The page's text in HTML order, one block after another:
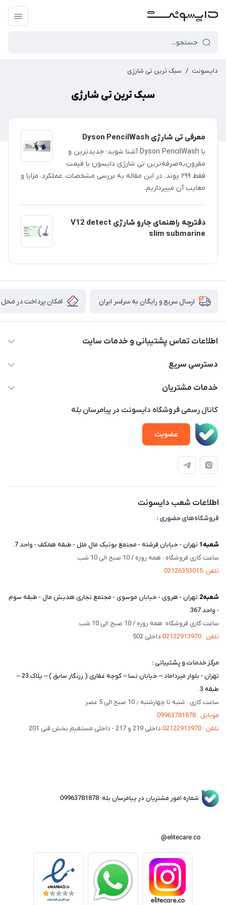
دایسونت / سبک ترین تی شارژی
سبک ترین تی شارژی
معرفی تی شارژی Dyson PencilWash
با Dyson PencilWash آشنا شوید؛ جدیدترین و
مقرون‌به‌صرفه‌ترین تی شارژی دایسون با قیمت
فقط ۲۹۹ پوند. در این مقاله به بررسی مشخصات، عملکرد، مزایا و
معایب آن میپردازیم.
دفترچه راهنمای جارو شارژی V12 detect
slim submarine
ارسال سریع و رایگان به سراسر ایران امکان پرداخت در محل
اطلاعات تماس پشتیبانی و خدمات سایت
02122913970 داخلی 219
پلاک 23 – طبقه 3
دسترسی سریع
خانه
ویدئو‌های آموزشی
دفترچه راهنمای محصولات
درباره ما
تماس با ما
خدمات مشتریان
امور مشتریان
حساب کاربری
قوانین و مقررات
کانال رسمی فروشگاه دایسونت در پیامرسان بله
عضویت
اطلاعات شعب دایسونت
فروشگاه‌های حضوری :
شعبه‌1 :تهران - خیابان فرشته - مجتمع بوتیک مال ملل - طبقه همکف - واحد 7.
ساعت کاری فروشگاه : همه روزه / 10 صبح الی 10 شب.
تلفن :02126353015
شعبه‌2 :تهران - هروی - خیابان موسوی - مجتمع تجاری هدیش مال - طبقه سوم
- واحد 367.
ساعت کاری فروشگاه: همه روزه / 10 صبح الی 10 شب.
تلفن : 02122913970
داخلی 502
مرکز خدمات و پشتیبانی :
تهران - بلوار میرداماد – خیابان نسا – کوچه غفاری ( زرنگار سابق ) – پلاک 23 –
طبقه 3.
ساعت کاری : شنبه تا چهارشنبه ٫ 10 صبح الی 5 عصر
موبایل : 09963781878
تلفن : 02122913970
داخلی 219 و 217 - داخلی مستقیم بخش فنی 201
شماره امور مشتریان در پیامرسان بله: 09963781878